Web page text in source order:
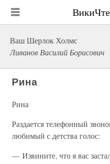
Ваш Шерлок Холмс
Ливанов Василий Борисович
Рина
Рина
Раздается телефонный
любимый с детства голос:
— Извините, что я вас